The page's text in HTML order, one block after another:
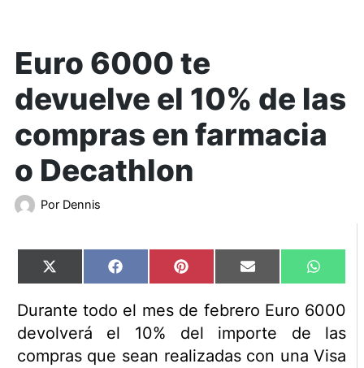
Euro 6000 te
devuelve el 10% de las
compras en farmacia
o Decathlon
Por Dennis
Compartir
en
X
(Twitter)
Compartir
en
Facebook Compartir
en
Pinterest Compartir
en
Email
en
Durante todo el mes de febrero Euro 6000
devolverá el 10% del importe de las
compras que sean realizadas con una Visa